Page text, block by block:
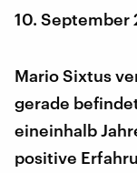
10. September
Mario Sixtus
gerade
eineinhalb
positive